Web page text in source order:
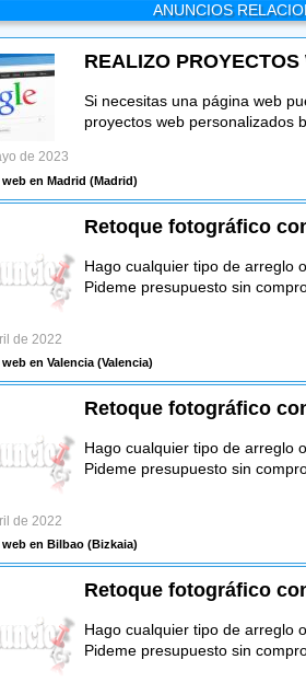
ANUNCIOS
REALIZO
Si necesitas una página web
proyectos web personalizados
de 2023
en Madrid (Madrid)
Retoque fotográfico
Hago cualquier tipo de arreglo
Pideme presupuesto sin
de 2022
en Valencia(Valencia)
Retoque fotográfico
Hago cualquier tipo de arreglo
Pideme presupuesto sin
de 2022
web en Bilbao(Bizkaia)
Retoque fotográfico
Hago cualquier tipo de arreglo
Pideme presupuesto sin